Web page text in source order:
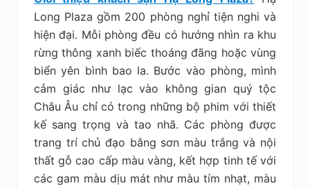
Long Plaza gồm 200 phòng nghỉ tiện nghi và
hiện đại. Mỗi phòng đều có hướng nhìn ra khu
rừng thông xanh biếc thoáng đãng hoặc vùng
biển yên bình bao la. Bước vào phòng, mình
cảm giác như lạc vào không gian quý tộc
Châu Âu chỉ có trong những bộ phim với thiết
kế sang trọng và tao nhã. Các phòng được
trang trí chủ đạo bằng sơn màu trắng và nội
thất gỗ cao cấp màu vàng, kết hợp tinh tế với
các gam màu dịu mát như màu tím nhạt, màu